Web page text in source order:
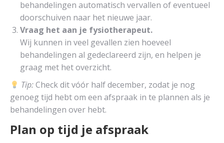
behandelingen automatisch vervallen of eventueel
doorschuiven naar het nieuwe jaar.
Vraag het aan je fysiotherapeut.
Wij kunnen in veel gevallen zien hoeveel
behandelingen al gedeclareerd zijn, en helpen je
graag met het overzicht.
Tip:Check dit vóór half december, zodat je nog
genoeg tijd hebt om een afspraak in te plannen als je
behandelingen over hebt.
Plan op tijd je afspraak